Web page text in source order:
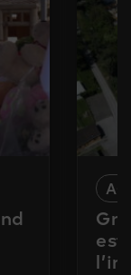
est